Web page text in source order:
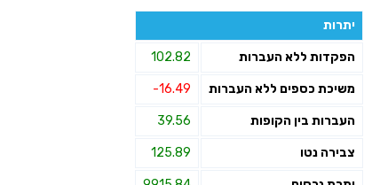
יתרות
הפקדות ללא העברות 102.82
משיכת כספים ללא העברות -16.49
העברות בין הקופות 39.56
צבירה נטו 125.89